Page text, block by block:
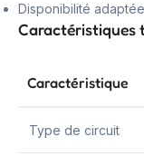
Disponibilité
Caractéristiques
Caractéristique
Type de circuit